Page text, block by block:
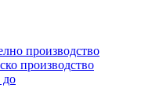
производство
производство
до